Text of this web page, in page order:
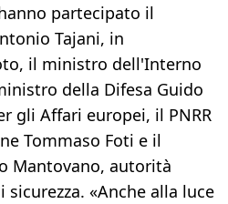
partecipato il
Tajani, in
il ministro dell'Interno
della Difesa Guido
gli Affari europei, il PNRR
Tommaso Foti e il
Mantovano, autorità
«Anche alla luce